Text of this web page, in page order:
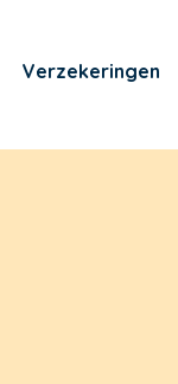
Verzekeringen